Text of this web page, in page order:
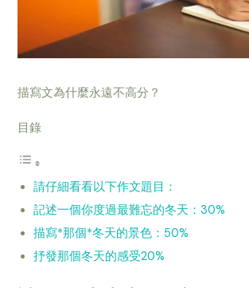
描寫文為什麼永遠不高分？
目錄
請仔細看看以下作文題目：
記述一個你度過最難忘的冬天：30%
描寫*那個*冬天的景色：50%
抒發那個冬天的感受20%